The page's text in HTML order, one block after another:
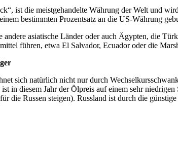
ist die meistgehandelte Währung der Welt und
bestimmten Prozentsatz an die US-Währung
andere asiatische Länder oder auch Ägypten, die
führen, etwa El Salvador, Ecuador oder die
sich natürlich nicht nur durch
in diesem Jahr der Ölpreis auf einem sehr
die Russen steigen). Russland ist durch die